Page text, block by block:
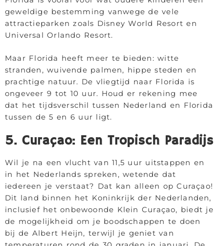
geweldige bestemming vanwege de vele
attractieparken zoals Disney World Resort en
Universal Orlando Resort.
Maar Florida heeft meer te bieden: witte
stranden, wuivende palmen, hippe steden en
prachtige natuur. De vliegtijd naar Florida is
ongeveer 9 tot 10 uur. Houd er rekening mee
dat het tijdsverschil tussen Nederland en Florida
tussen de 5 en 6 uur ligt.
5. Curaçao: Een Tropisch Paradijs
Wil je na een vlucht van 11,5 uur uitstappen en
in het Nederlands spreken, wetende dat
iedereen je verstaat? Dat kan alleen op Curaçao!
Dit land binnen het Koninkrijk der Nederlanden,
inclusief het onbewoonde Klein Curaçao, biedt je
de mogelijkheid om je boodschappen te doen
bij de Albert Heijn, terwijl je geniet van